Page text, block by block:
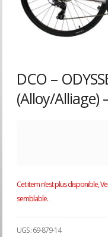
DCO –
(Alloy/Alliage)
Cet item n’est plus disponible,
semblable.
UGS :69-879-14